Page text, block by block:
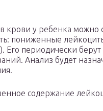
крови у ребенка можно
пониженные
Его периодически
Анализ будет
содержание